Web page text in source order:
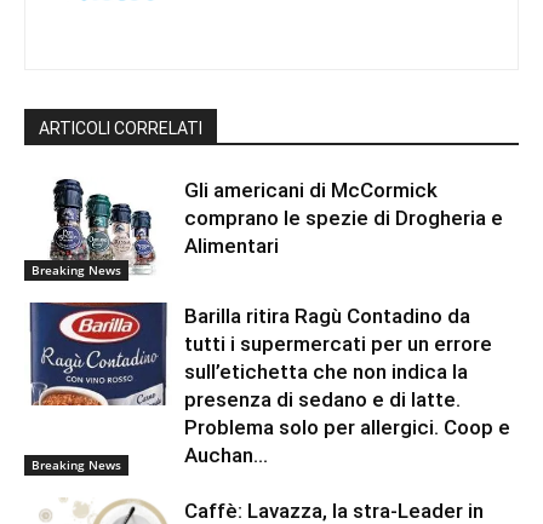
ARTICOLI CORRELATI
Breaking News
Gli americani di McCormick
comprano le spezie di Drogheria e
Alimentari
Breaking News
Barilla ritira Ragù Contadino da
tutti i supermercati per un errore
sull’etichetta che non indica la
presenza di sedano e di latte.
Problema solo per allergici. Coop e
Auchan...
Caffè: Lavazza, la stra-Leader in